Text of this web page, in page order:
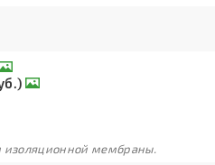
изоляционной мембраны.